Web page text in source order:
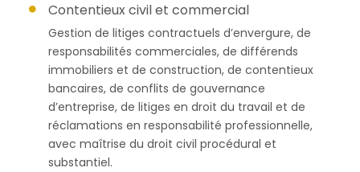
Contentieux civil et commercial
Gestion de litiges contractuels d’envergure, de
responsabilités commerciales, de différends
immobiliers et de construction, de contentieux
bancaires, de conflits de gouvernance
d’entreprise, de litiges en droit du travail et de
réclamations en responsabilité professionnelle,
avec maîtrise du droit civil procédural et
substantiel.